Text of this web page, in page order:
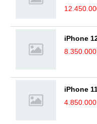
iPhone
8.350.000
iPhone
4.850.000